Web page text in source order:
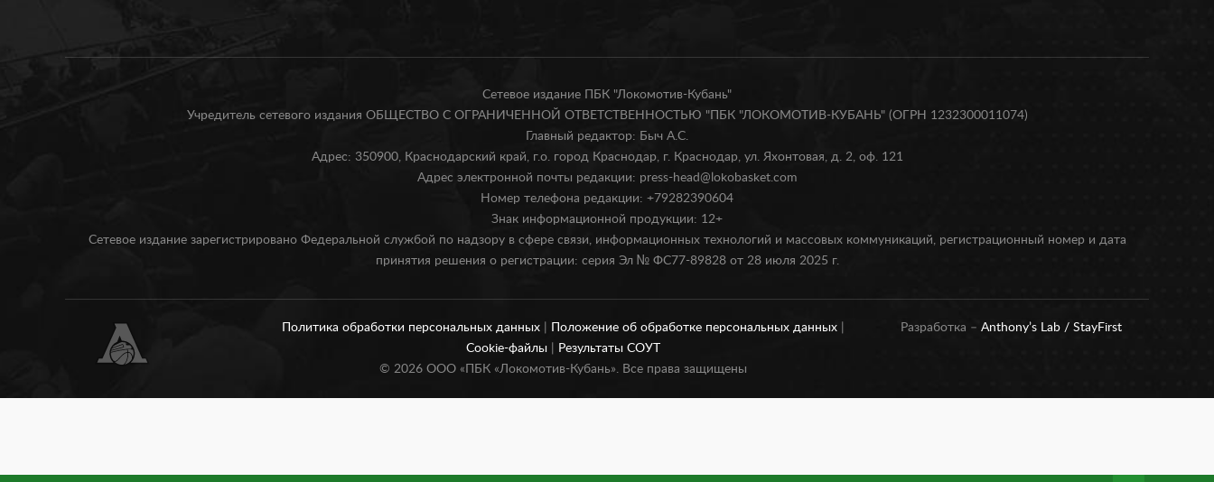
Сетевое издание ПБК "Локомотив-Кубань"
Учредитель сетевого издания ОБЩЕСТВО С ОГРАНИЧЕННОЙ ОТВЕТСТВЕННОСТЬЮ "ПБК "ЛОКОМОТИВ-КУБАНЬ" (ОГРН 1232300011074)
Главный редактор: Быч А.С.
Адрес: 350900, Краснодарский край, г.о. город Краснодар, г. Краснодар, ул. Яхонтовая, д. 2, оф. 121
Адрес электронной почты редакции: press-head@lokobasket.com
Номер телефона редакции: +79282390604
Знак информационной продукции: 12+
Сетевое издание зарегистрировано Федеральной службой по надзору в сфере связи, информационных технологий и массовых коммуникаций, регистрационный номер и дата
принятия решения о регистрации: серия Эл № ФС77-89828 от 28 июля 2025 г.
Политика обработки персональных данных Положение об обработке персональных данных
Cookie-файлы
Результаты СОУТ
© 2026ООО «ПБК «Локомотив-Кубань». Все права защищены
Разработка – Anthony’s Lab / StayFirst